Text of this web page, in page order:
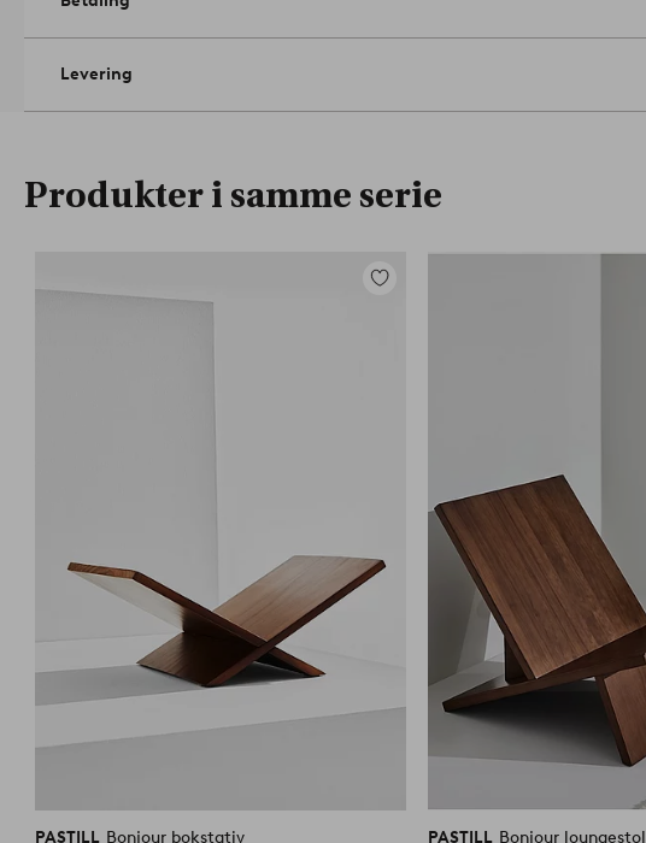
Levering
Produkter i samme serie
Legg
PASTILL Bonjour bokstativ PASTILL Bonjour loungestol